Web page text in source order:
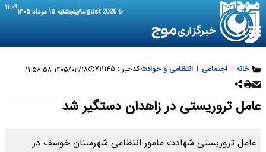
6 August 2026 پنجشنبه ۱۵ مرداد ۱۴۰۵ ۱۱:۰۹
خانه | اجتماعی | انتظامی و حوادثکدخبر : ۷۱۱۱۴۵ ۱۴۰۵/۰۳/۱۸ ۱۱:۵۸:۵۸
عامل تروریستی در زاهدان دستگیر شد
عامل تروریستی شهادت مامور انتظامی شهرستان خوسف در